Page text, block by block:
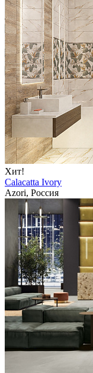
Хит!
Calacatta Ivory
Azori, Россия